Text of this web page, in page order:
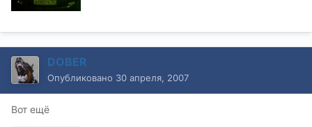
DOBER
Опубликовано 30 апреля, 2007
Вот ещё